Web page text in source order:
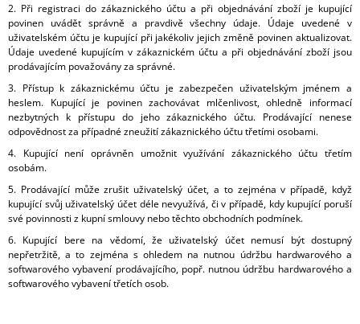
2. Při registraci do zákaznického účtu a při objednávání zboží je kupující
povinen uvádět správně a pravdivě všechny údaje. Údaje uvedené v
uživatelském účtu je kupující při jakékoliv jejich změně povinen aktualizovat.
Údaje uvedené kupujícím v zákaznickém účtu a při objednávání zboží jsou
prodávajícím považovány za správné.
3. Přístup k zákaznickému účtu je zabezpečen uživatelským jménem a
heslem. Kupující je povinen zachovávat mlčenlivost, ohledně informací
nezbytných k přístupu do jeho zákaznického účtu. Prodávající nenese
odpovědnost za případné zneužití zákaznického účtu třetími osobami.
4. Kupující není oprávněn umožnit využívání zákaznického účtu třetím
osobám.
5. Prodávající může zrušit uživatelský účet, a to zejména v případě, když
kupující svůj uživatelský účet déle nevyužívá, či v případě, kdy kupující poruší
své povinnosti z kupní smlouvy nebo těchto obchodních podmínek.
6. Kupující bere na vědomí, že uživatelský účet nemusí být dostupný
nepřetržitě, a to zejména s ohledem na nutnou údržbu hardwarového a
softwarového vybavení prodávajícího, popř. nutnou údržbu hardwarového a
softwarového vybavení třetích osob.